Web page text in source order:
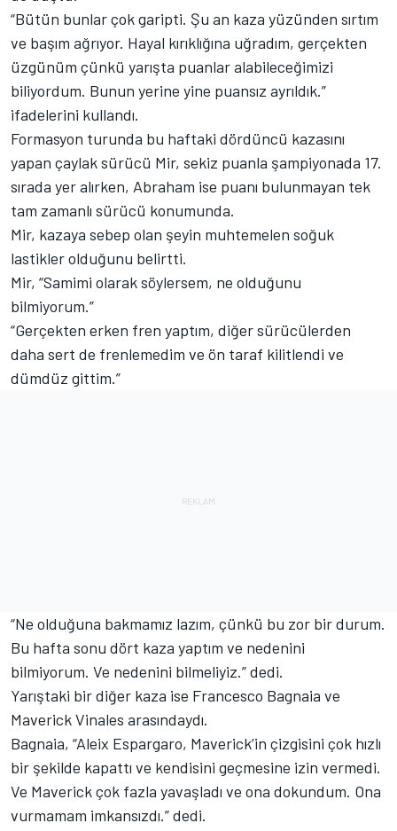
“Bütün bunlar çok garipti. Şu an kaza yüzünden sırtım
ve başım ağrıyor. Hayal kırıklığına uğradım, gerçekten
üzgünüm çünkü yarışta puanlar alabileceğimizi
biliyordum. Bunun yerine yine puansız ayrıldık.”
ifadelerini kullandı.
Formasyon turunda bu haftaki dördüncü kazasını
yapan çaylak sürücü Mir, sekiz puanla şampiyonada 17.
sırada yer alırken, Abraham ise puanı bulunmayan tek
tam zamanlı sürücü konumunda.
Mir, kazaya sebep olan şeyin muhtemelen soğuk
lastikler olduğunu belirtti.
Mir, “Samimi olarak söylersem, ne olduğunu
bilmiyorum.”
“Gerçekten erken fren yaptım, diğer sürücülerden
daha sert de frenlemedim ve ön taraf kilitlendi ve
dümdüz gittim.”
“Ne olduğuna bakmamız lazım, çünkü bu zor bir durum.
Bu hafta sonu dört kaza yaptım ve nedenini
bilmiyorum. Ve nedenini bilmeliyiz.” dedi.
Yarıştaki bir diğer kaza ise Francesco Bagnaia ve
Maverick Vinales arasındaydı.
Bagnaia, “Aleix Espargaro, Maverick’in çizgisini çok hızlı
bir şekilde kapattı ve kendisini geçmesine izin vermedi.
Ve Maverick çok fazla yavaşladı ve ona dokundum. Ona
vurmamam imkansızdı.” dedi.